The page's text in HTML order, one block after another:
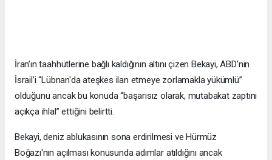
İran’ın taahhütlerine bağlı kaldığının altını çizen Bekayi, ABD’nin
İsrail’i “Lübnan'da ateşkes ilan etmeye zorlamakla yükümlü”
olduğunu ancak bu konuda “başarısız olarak, mutabakat zaptını
açıkça ihlal” ettiğini belirtti.
Bekayi, deniz ablukasının sona erdirilmesi ve Hürmüz
Boğazı'nın açılması konusunda adımlar atıldığını ancak